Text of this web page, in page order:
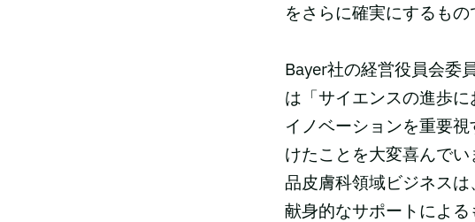
をさらに確実にするもの
Bayer社の経営役員会委
は「サイエンスの進歩
イノベーションを重要
けたことを大変喜んで
品皮膚科領域ビジネス
献身的なサポートによ